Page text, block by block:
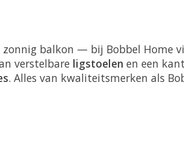
balkon — bij Bobbel Home
verstelbare ligstoelen en een
. Alles van kwaliteitsmerken als